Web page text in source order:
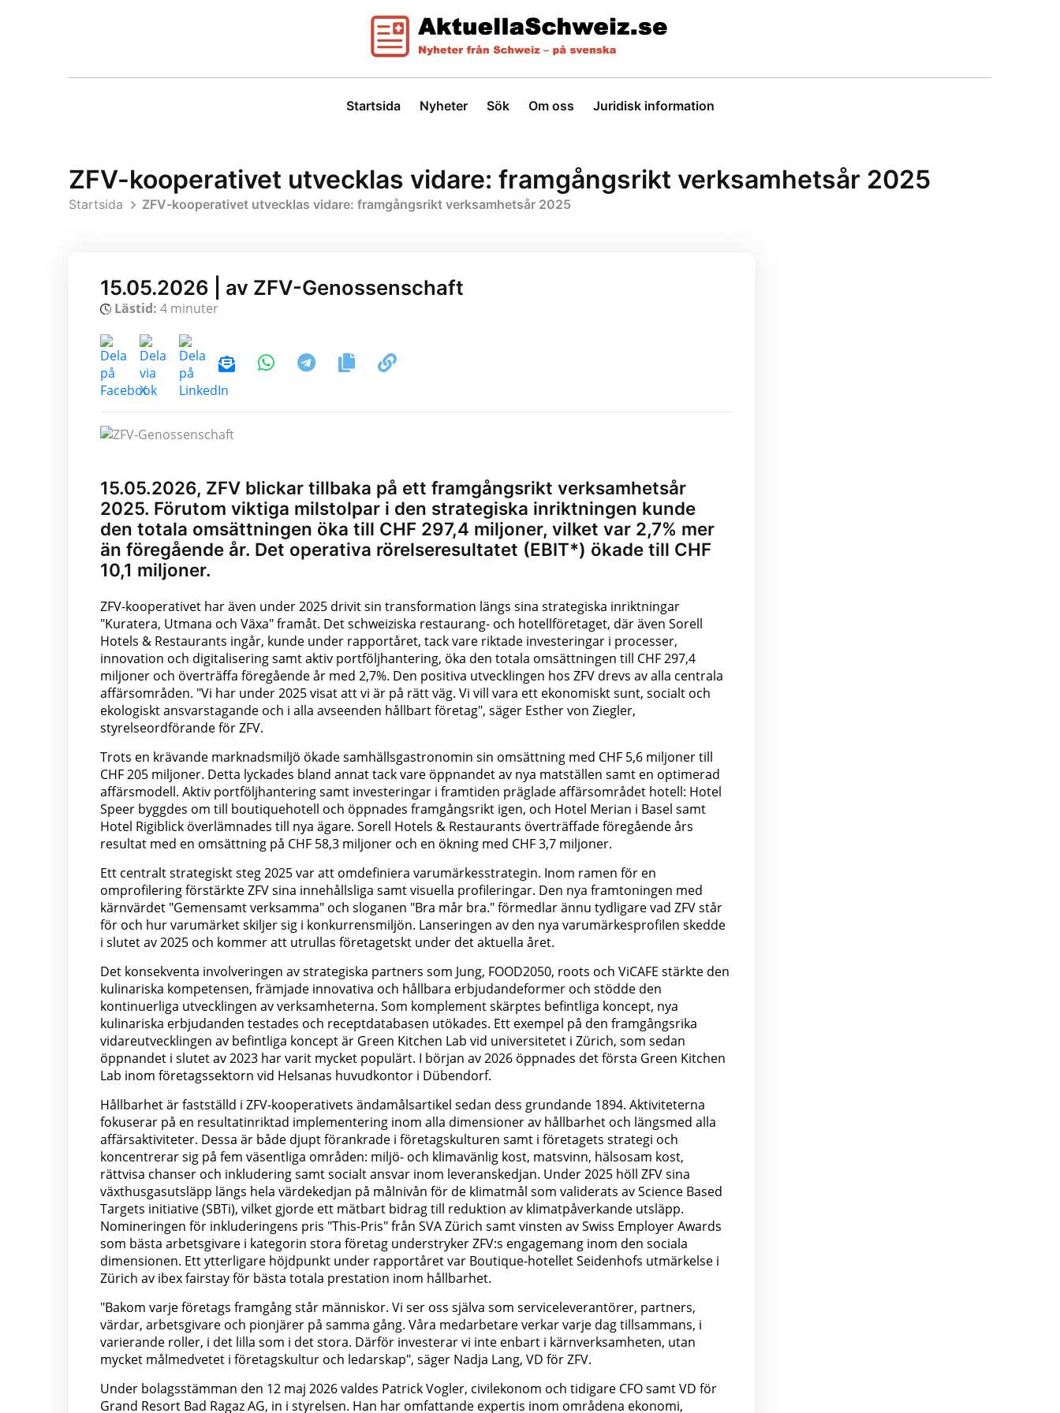
Startsida Nyheter Sök Om oss Juridisk information
ZFV-kooperativet utvecklas vidare: framgångsrikt verksamhetsår 2025
Startsida ZFV-kooperativet utvecklas vidare: framgångsrikt verksamhetsår 2025
15.05.2026 | av ZFV-Genossenschaft
Lästid: 4 minuter
15.05.2026, ZFV blickar tillbaka på ett framgångsrikt verksamhetsår
2025. Förutom viktiga milstolpar i den strategiska inriktningen kunde
den totala omsättningen öka till CHF 297,4 miljoner, vilket var 2,7% mer
än föregående år. Det operativa rörelseresultatet (EBIT*) ökade till CHF
10,1 miljoner.
ZFV-kooperativet har även under 2025 drivit sin transformation längs sina strategiska inriktningar
"Kuratera, Utmana och Växa" framåt. Det schweiziska restaurang- och hotellföretaget, där även Sorell
Hotels & Restaurants ingår, kunde under rapportåret, tack vare riktade investeringar i processer,
innovation och digitalisering samt aktiv portföljhantering, öka den totala omsättningen till CHF 297,4
miljoner och överträffa föregående år med 2,7%. Den positiva utvecklingen hos ZFV drevs av alla centrala
affärsområden. "Vi har under 2025 visat att vi är på rätt väg. Vi vill vara ett ekonomiskt sunt, socialt och
ekologiskt ansvarstagande och i alla avseenden hållbart företag", säger Esther von Ziegler,
styrelseordförande för ZFV.
Trots en krävande marknadsmiljö ökade samhällsgastronomin sin omsättning med CHF 5,6 miljoner till
CHF 205 miljoner. Detta lyckades bland annat tack vare öppnandet av nya matställen samt en optimerad
affärsmodell. Aktiv portföljhantering samt investeringar i framtiden präglade affärsområdet hotell: Hotel
Speer byggdes om till boutiquehotell och öppnades framgångsrikt igen, och Hotel Merian i Basel samt
Hotel Rigiblick överlämnades till nya ägare. Sorell Hotels & Restaurants överträffade föregående års
resultat med en omsättning på CHF 58,3 miljoner och en ökning med CHF 3,7 miljoner.
Ett centralt strategiskt steg 2025 var att omdefiniera varumärkesstrategin. Inom ramen för en
omprofilering förstärkte ZFV sina innehållsliga samt visuella profileringar. Den nya framtoningen med
kärnvärdet "Gemensamt verksamma" och sloganen "Bra mår bra." förmedlar ännu tydligare vad ZFV står
för och hur varumärket skiljer sig i konkurrensmiljön. Lanseringen av den nya varumärkesprofilen skedde
i slutet av 2025 och kommer att utrullas företagetskt under det aktuella året.
Det konsekventa involveringen av strategiska partners som Jung, FOOD2050, roots och ViCAFE stärkte den
kulinariska kompetensen, främjade innovativa och hållbara erbjudandeformer och stödde den
kontinuerliga utvecklingen av verksamheterna. Som komplement skärptes befintliga koncept, nya
kulinariska erbjudanden testades och receptdatabasen utökades. Ett exempel på den framgångsrika
vidareutvecklingen av befintliga koncept är Green Kitchen Lab vid universitetet i Zürich, som sedan
öppnandet i slutet av 2023 har varit mycket populärt. I början av 2026 öppnades det första Green Kitchen
Lab inom företagssektorn vid Helsanas huvudkontor i Dübendorf.
Hållbarhet är fastställd i ZFV-kooperativets ändamålsartikel sedan dess grundande 1894. Aktiviteterna
fokuserar på en resultatinriktad implementering inom alla dimensioner av hållbarhet och längsmed alla
affärsaktiviteter. Dessa är både djupt förankrade i företagskulturen samt i företagets strategi och
koncentrerar sig på fem väsentliga områden: miljö- och klimavänlig kost, matsvinn, hälsosam kost,
rättvisa chanser och inkludering samt socialt ansvar inom leveranskedjan. Under 2025 höll ZFV sina
växthusgasutsläpp längs hela värdekedjan på målnivån för de klimatmål som validerats av Science Based
Targets initiative (SBTi), vilket gjorde ett mätbart bidrag till reduktion av klimatpåverkande utsläpp.
Nomineringen för inkluderingens pris "This-Pris" från SVA Zürich samt vinsten av Swiss Employer Awards
som bästa arbetsgivare i kategorin stora företag understryker ZFV:s engagemang inom den sociala
dimensionen. Ett ytterligare höjdpunkt under rapportåret var Boutique-hotellet Seidenhofs utmärkelse i
Zürich av ibex fairstay för bästa totala prestation inom hållbarhet.
"Bakom varje företags framgång står människor. Vi ser oss själva som serviceleverantörer, partners,
värdar, arbetsgivare och pionjärer på samma gång. Våra medarbetare verkar varje dag tillsammans, i
varierande roller, i det lilla som i det stora. Därför investerar vi inte enbart i kärnverksamheten, utan
mycket målmedvetet i företagskultur och ledarskap", säger Nadja Lang, VD för ZFV.
Under bolagsstämman den 12 maj 2026 valdes Patrick Vogler, civilekonom och tidigare CFO samt VD för
Grand Resort Bad Ragaz AG, in i styrelsen. Han har omfattande expertis inom områdena ekonomi,